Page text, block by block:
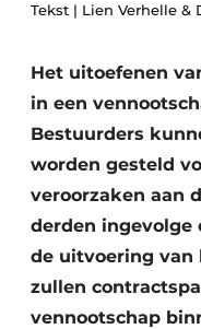
Vacatures
Tekst | Lien Verhelle &
Het uitoefenen
in een
Bestuurders
worden gesteld
veroorzaken aan
derden ingevolge
de uitvoering van
zullen
vennootschap